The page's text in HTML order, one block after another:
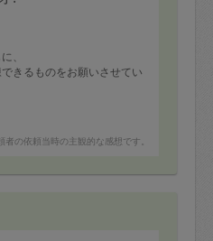
、
きるものをお願いさせてい
者の依頼当時の主観的な感想です。